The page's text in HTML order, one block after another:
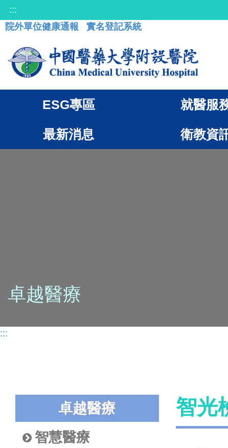
:::
院外單位健康通報
實名登記系統
ESG專區 就醫服
最新消息 衛教資
卓越醫療
:::
卓越醫療
智慧醫療
智光